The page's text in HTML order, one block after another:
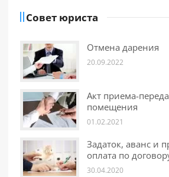
Совет юриста
Отмена дарения
20.09.2022
Акт приема-
помещения
01.02.2021
Задаток, аванс и
оплата по
30.04.2020